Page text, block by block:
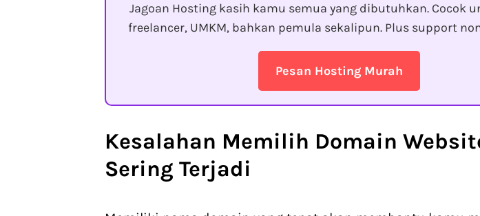
Jagoan Hosting kasih kamu semua yang dibutuhkan. Cocok
freelancer, UMKM, bahkan pemula sekalipun. Plus support
Pesan Hosting Murah
Kesalahan Memilih Domain
Sering Terjadi